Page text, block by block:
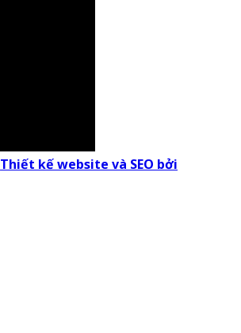
Thiết kế website và SEO bởi